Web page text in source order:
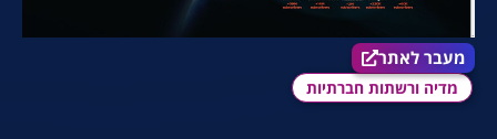
מדיה ורשתות חברתיות
מעבר לאתר